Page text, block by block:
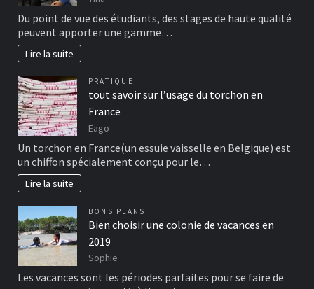
Du point de vue des étudiants, des stages de haute qualité
peuvent apporter une gamme…
Lire la suite
PRATIQUE
tout savoir sur l’usage du torchon en
France
Eago
Un torchon en France(un essuie vaisselle en Belgique) est
un chiffon spécialement conçu pour le…
Lire la suite
BONS PLANS
Bien choisir une colonie de vacances en
2019
Sophie
Les vacances sont les périodes parfaites pour se faire de